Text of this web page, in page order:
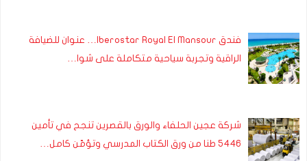
فندق Iberostar Royal El Mansour… عنوان للضيافة
الراقية وتجربة سياحية متكاملة على شوا…
شركة عجين الحلفاء والورق بالقصرين تنجح في تأمين
5446 طنا من ورق الكتاب المدرسي وتؤمّن كامل…